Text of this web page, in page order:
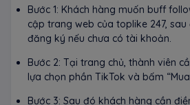
Bước 1: Khách hàng muốn buff
cập trang web của toplike 247,
đăng ký nếu chưa có tài khoản.
Bước 2: Tại trang chủ, thành viên
lựa chọn phần TikTok và bấm
Bước 3: Sau đó khách hàng cần